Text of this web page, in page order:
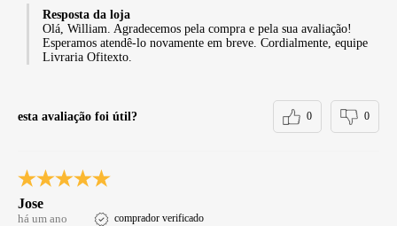
Resposta da loja
Olá, William. Agradecemos pela compra e pela sua avaliação!
Esperamos atendê-lo novamente em breve. Cordialmente, equipe
Livraria Ofitexto.
esta avaliação foi útil? 0 0
Jose
há um ano comprador verificado